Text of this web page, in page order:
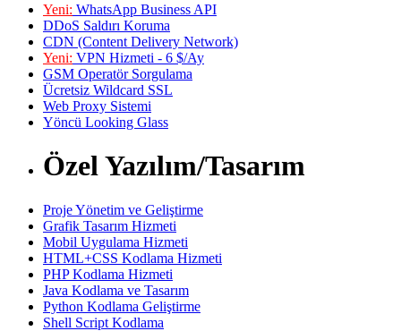
Yeni: WhatsApp Business API
DDoS Saldırı Koruma
CDN (Content Delivery Network)
Yeni: VPN Hizmeti - 6 $/Ay
GSM Operatör Sorgulama
Ücretsiz Wildcard SSL
Web Proxy Sistemi
Yöncü Looking Glass
Özel Yazılım/Tasarım
Proje Yönetim ve Geliştirme
Grafik Tasarım Hizmeti
Mobil Uygulama Hizmeti
HTML+CSS Kodlama Hizmeti
PHP Kodlama Hizmeti
Java Kodlama ve Tasarım
Python Kodlama Geliştirme
Shell Script Kodlama